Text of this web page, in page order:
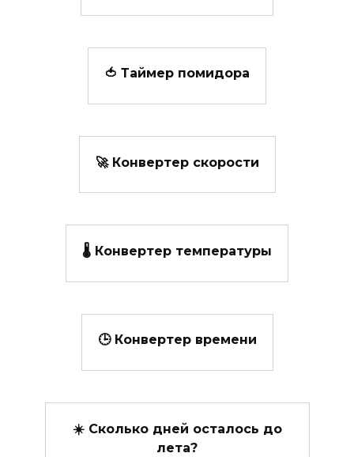
🍅 Таймер помидора
🚀 Конвертер скорости
🌡️ Конвертер температуры
🕒 Конвертер времени
☀️ Сколько дней осталось до
лета?